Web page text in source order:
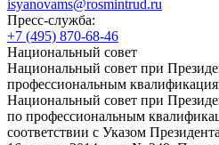
isyanovams@rosmintrud.ru
Пресс-служба:
+7 (495) 870-68-46
Национальный совет
Национальный совет при
профессиональным
Национальный совет при
по профессиональным
соответствии с Указом